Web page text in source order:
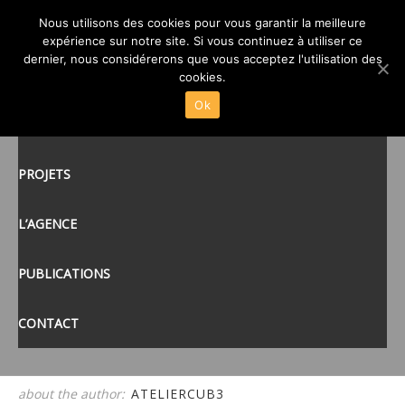
PROJETS
L’AGENCE
PUBLICATIONS
CONTACT
06-ATELIER CUB3-LIFFRÉ
CUISINE CENTRALE
posté le 19 MAR 2015/
about the author: ATELIERCUB3
Nous utilisons des cookies pour vous garantir la meilleure
expérience sur notre site. Si vous continuez à utiliser ce
dernier, nous considérerons que vous acceptez l'utilisation des
cookies.
Ok